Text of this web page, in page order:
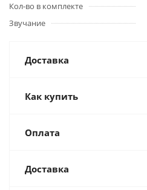
Кол-во в комплекте
Звучание
Доставка
Как купить
Оплата
Доставка